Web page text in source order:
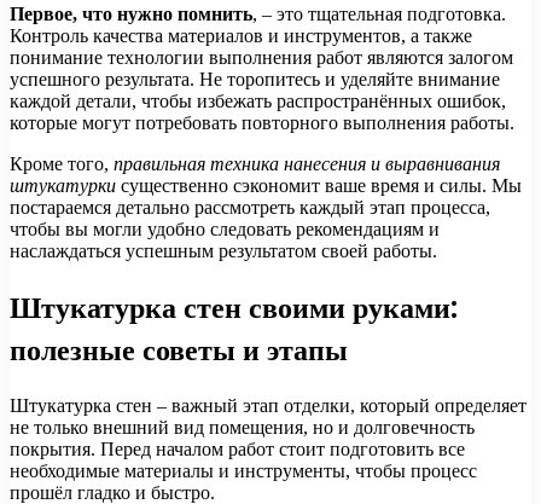
Первое, что нужно помнить, – это тщательная подготовка.
Контроль качества материалов и инструментов, а также
понимание технологии выполнения работ являются залогом
успешного результата. Не торопитесь и уделяйте внимание
каждой детали, чтобы избежать распространённых ошибок,
которые могут потребовать повторного выполнения работы.
Кроме того, правильная техника нанесения и выравнивания
штукатурки существенно сэкономит ваше время и силы. Мы
постараемся детально рассмотреть каждый этап процесса,
чтобы вы могли удобно следовать рекомендациям и
наслаждаться успешным результатом своей работы.
Штукатурка стен своими руками:
полезные советы и этапы
Штукатурка стен – важный этап отделки, который определяет
не только внешний вид помещения, но и долговечность
покрытия. Перед началом работ стоит подготовить все
необходимые материалы и инструменты, чтобы процесс
прошёл гладко и быстро.